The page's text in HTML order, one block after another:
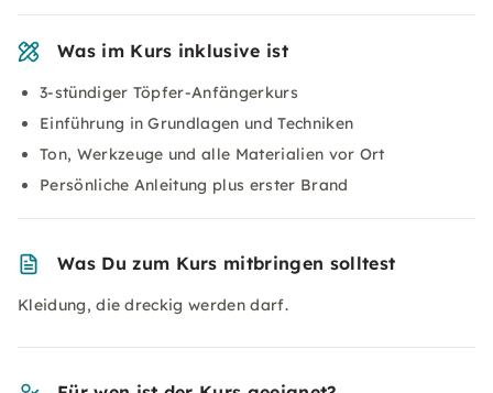
Was im Kurs inklusive ist
3-stündiger Töpfer-Anfängerkurs
Einführung in Grundlagen und Techniken
Ton, Werkzeuge und alle Materialien vor Ort
Persönliche Anleitung plus erster Brand
Was Du zum Kurs mitbringen solltest
Kleidung, die dreckig werden darf.